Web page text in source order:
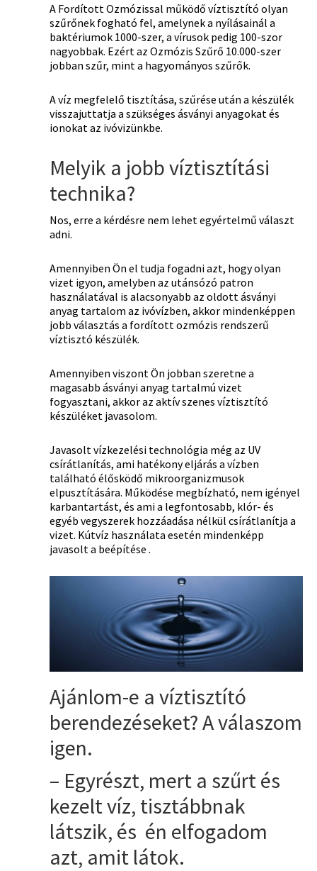
A Fordított Ozmózissal működő víztisztító olyan
szűrőnek fogható fel, amelynek a nyílásainál a
baktériumok 1000-szer, a vírusok pedig 100-szor
nagyobbak. Ezért az Ozmózis Szűrő 10.000-szer
jobban szűr, mint a hagyományos szűrők.
A víz megfelelő tisztítása, szűrése után a készülék
visszajuttatja a szükséges ásványi anyagokat és
ionokat az ivóvizünkbe.
Melyik a jobb víztisztítási
technika?
Nos, erre a kérdésre nem lehet egyértelmű választ
adni.
Amennyiben Ön el tudja fogadni azt, hogy olyan
vizet igyon, amelyben az utánsózó patron
használatával is alacsonyabb az oldott ásványi
anyag tartalom az ivóvízben, akkor mindenképpen
jobb választás a fordított ozmózis rendszerű
víztisztó készülék.
Amennyiben viszont Ön jobban szeretne a
magasabb ásványi anyag tartalmú vizet
fogyasztani, akkor az aktív szenes víztisztító
készüléket javasolom.
Javasolt vízkezelési technológia még az UV
csírátlanítás, ami hatékony eljárás a vízben
található élősködő mikroorganizmusok
elpusztítására. Működése megbízható, nem igényel
karbantartást, és ami a legfontosabb, klór- és
egyéb vegyszerek hozzáadása nélkül csírátlanítja a
vizet. Kútvíz használata esetén mindenképp
javasolt a beépítése .
Ajánlom-e a víztisztító
berendezéseket? A válaszom
igen.
– Egyrészt, mert a szűrt és
kezelt víz, tisztábbnak
látszik, és én elfogadom
azt, amit látok.